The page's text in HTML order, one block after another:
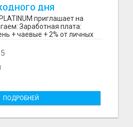
ДНЯ
приглашает на
Заработная плата:
+ чаевые + 2% от личных
ПОДРОБНЕЙ